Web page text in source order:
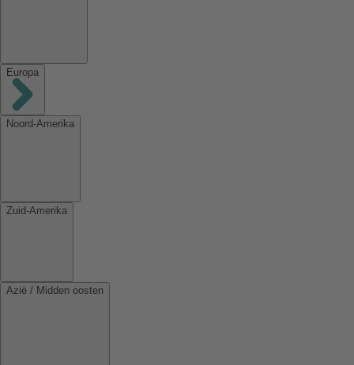
Europa
Noord-Amerika
Zuid-Amerika
Azië / Midden oosten